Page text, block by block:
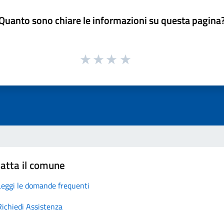
sono chiare le informazioni su questa
il comune
le domande frequenti
Assistenza